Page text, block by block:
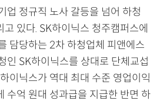
업 정규직 노사 갈등을 넘어 하청
있다. SK하이닉스 청주캠퍼스에
담당하는 2차 하청업체 피앤에스
인 SK하이닉스를 상대로 단체교섭
이닉스가 역대 최대 수준 영업이익
수억 원대 성과급을 지급한 반면 하